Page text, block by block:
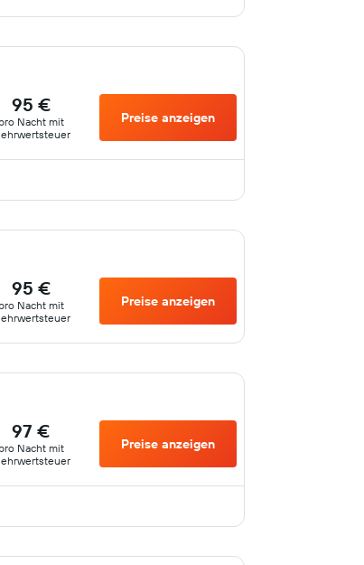
95 €
Nacht mit
Preise anzeigen
95 €
Nacht mit
Preise anzeigen
97 €
Nacht mit
Preise anzeigen